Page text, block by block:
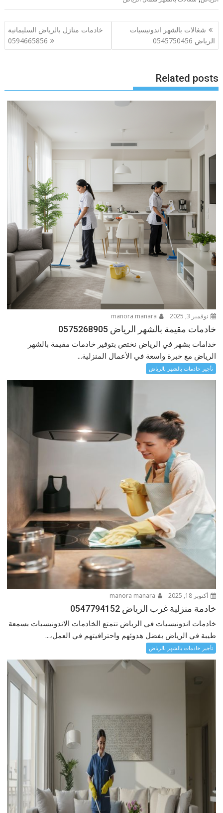
تصفّح
المقالات
شغالات بالشهر اندونيسيات
الرياض 0545750456
خادمات منازل بالرياض السليمانية
0594665856
Related posts
نوفمبر 3, 2025
خادمات مقيمة بالشهر الرياض 0575268905
خدامات بشهر في الرياض نختص بتوفير خادمات مقيمة بالشهر
الرياض مع خبرة واسعة في الأعمال المنزلية...
تأجير خادمات بالشهر بالرياض
أكتوبر 18, 2025
خادمة منزلية غرب الرياض 0547794152
خادمات اندونيسيات في الرياض تتمتع الخادمات الاندونيسيات بسمعة
طيبة في الرياض بفضل هدوئهم واحترافيتهم في العمل،...
تأجير خادمات بالشهر بالرياض